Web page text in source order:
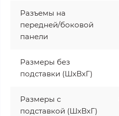
Разъемы на
передней/боковой
панели
Размеры без
подставки (ШxВxГ)
Размеры с
подставкой (ШxВxГ)